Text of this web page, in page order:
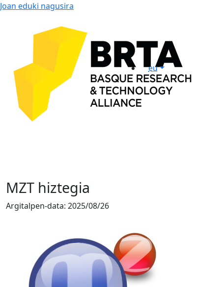
Joan eduki nagusira
eu
MZT hiztegia
Argitalpen-data: 2025/08/26